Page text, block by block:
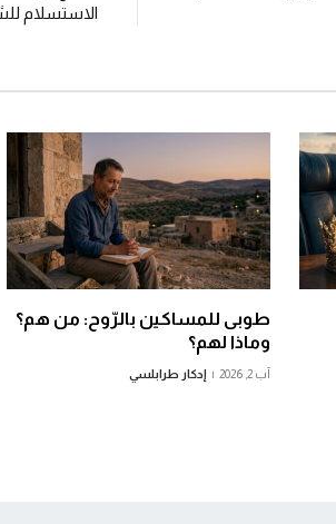
الاستسلام
طوبى للمساكين بالرّوح: من هم؟
وماذا لهم؟
آب 2, 2026 إدكار طرابلسي